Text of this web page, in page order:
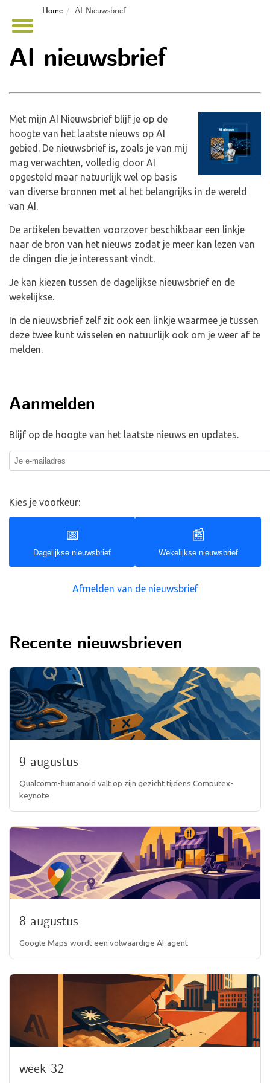
Home AI Nieuwsbrief
AI nieuwsbrief
Met mijn AI Nieuwsbrief blijf je op de
hoogte van het laatste nieuws op AI
gebied. De nieuwsbrief is, zoals je van mij
mag verwachten, volledig door AI
opgesteld maar natuurlijk wel op basis
van diverse bronnen met al het belangrijks in de wereld
van AI.
De artikelen bevatten voorzover beschikbaar een linkje
naar de bron van het nieuws zodat je meer kan lezen van
de dingen die je interessant vindt.
Je kan kiezen tussen de dagelijkse nieuwsbrief en de
wekelijkse.
In de nieuwsbrief zelf zit ook een linkje waarmee je tussen
deze twee kunt wisselen en natuurlijk ook om je weer af te
melden.
Aanmelden
Blijf op de hoogte van het laatste nieuws en updates.
Kies je voorkeur:
📅
Dagelijkse nieuwsbrief
📰
Wekelijkse nieuwsbrief
Afmelden van de nieuwsbrief
Recente nieuwsbrieven
9 augustus
Qualcomm-humanoid valt op zijn gezicht tijdens Computex-
keynote
8 augustus
Google Maps wordt een volwaardige AI-agent
week 32